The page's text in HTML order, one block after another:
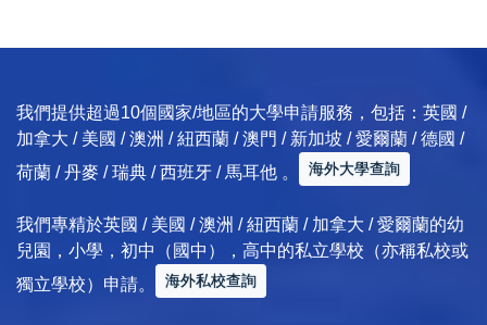
我們提供超過10個國家/地區的大學申請服務，包括：英國 /
加拿大 / 美國 / 澳洲 / 紐西蘭 / 澳門 / 新加坡 / 愛爾蘭 / 德國 /
荷蘭 / 丹麥 / 瑞典 / 西班牙 / 馬耳他 。
海外大學查詢
我們專精於英國 / 美國 / 澳洲 / 紐西蘭 / 加拿大 / 愛爾蘭的幼
兒園，小學，初中（國中），高中的私立學校（亦稱私校或
獨立學校）申請。
海外私校查詢